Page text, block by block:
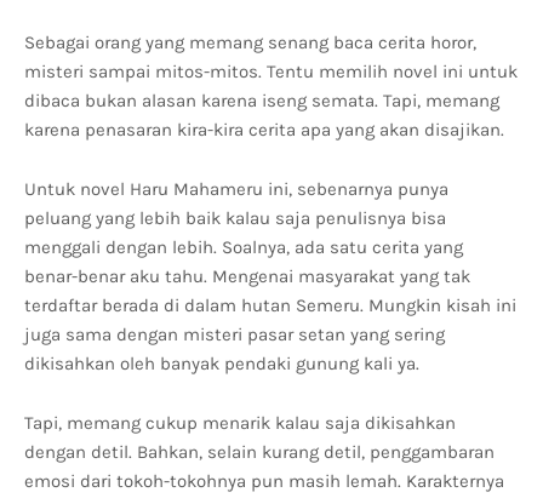
Sebagai orang yang memang senang baca cerita horor,
misteri sampai mitos-mitos. Tentu memilih novel ini untuk
dibaca bukan alasan karena iseng semata. Tapi, memang
karena penasaran kira-kira cerita apa yang akan disajikan.
Untuk novel Haru Mahameru ini, sebenarnya punya
peluang yang lebih baik kalau saja penulisnya bisa
menggali dengan lebih. Soalnya, ada satu cerita yang
benar-benar aku tahu. Mengenai masyarakat yang tak
terdaftar berada di dalam hutan Semeru. Mungkin kisah ini
juga sama dengan misteri pasar setan yang sering
dikisahkan oleh banyak pendaki gunung kali ya.
Tapi, memang cukup menarik kalau saja dikisahkan
dengan detil. Bahkan, selain kurang detil, penggambaran
emosi dari tokoh-tokohnya pun masih lemah. Karakternya